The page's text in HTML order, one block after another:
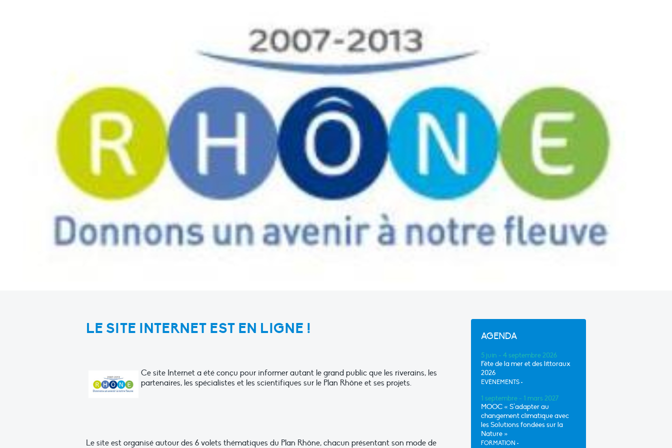
LE SITE INTERNET EST EN LIGNE !
Ce site Internet a été conçu pour informer autant le grand public que les riverains, les
partenaires, les spécialistes et les scientifiques sur le Plan Rhône et ses projets.
Le site est organisé autour des 6 volets thématiques du Plan Rhône, chacun présentant son mode de
AGENDA
5 juin - 4 septembre 2026
Fête de la mer et des littoraux
2026
EVÈNEMENTS •
1 septembre - 1 mars 2027
MOOC « S’adapter au
changement climatique avec
les Solutions fondées sur la
Nature »
FORMATION •